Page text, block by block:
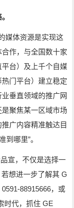
媒体资源是实现这
作，与全国数十家
台）及上千个自媒
门平台）建立稳定
垂直领域的推广网
聚焦某一区域市场
广内容精准触达目
到哪里”。
宣，不仅是选择一
若想进一步了解其 G
0591-88915666，或
时代，抓住 GE